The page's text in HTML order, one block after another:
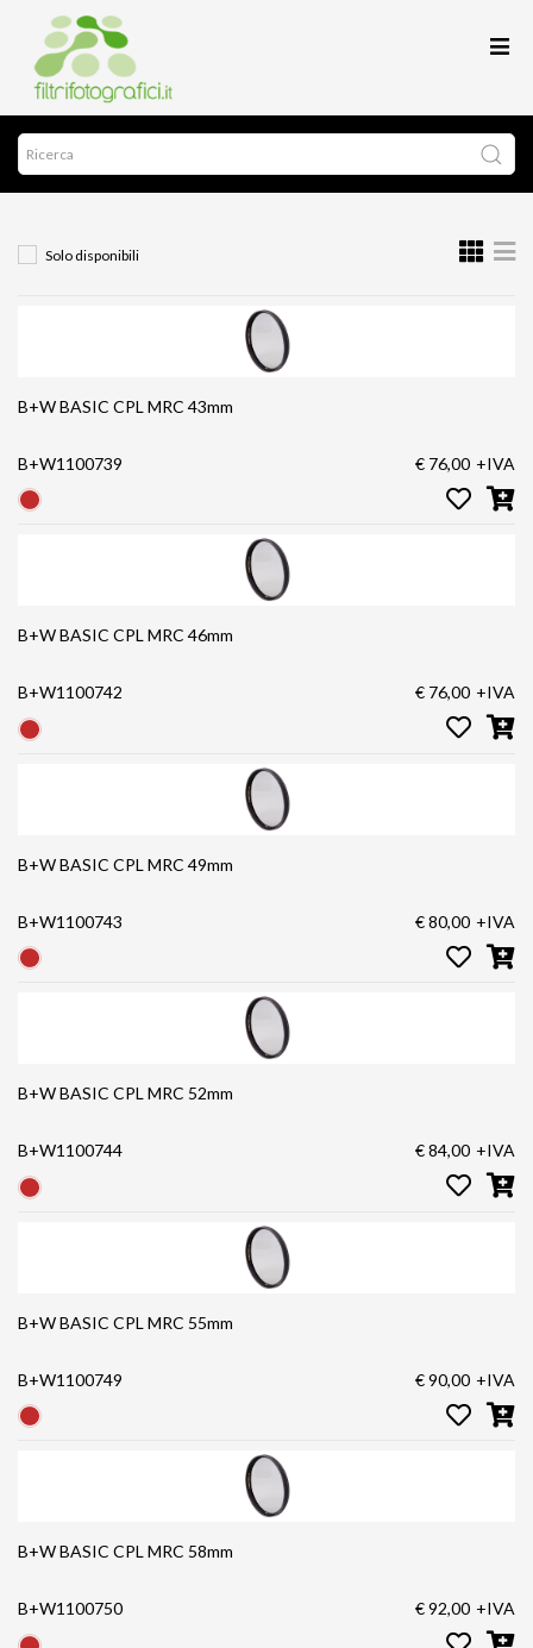
Solo disponibili
B+W BASIC CPL MRC 43mm
B+W1100739 € 76,00 +IVA
B+W BASIC CPL MRC 46mm
B+W1100742 € 76,00 +IVA
B+W BASIC CPL MRC 49mm
B+W1100743 € 80,00 +IVA
B+W BASIC CPL MRC 52mm
B+W1100744 € 84,00 +IVA
B+W BASIC CPL MRC 55mm
B+W1100749 € 90,00 +IVA
B+W BASIC CPL MRC 58mm
B+W1100750 € 92,00 +IVA